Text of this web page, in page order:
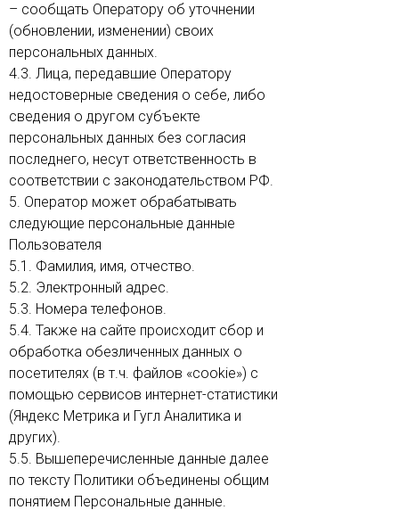
– сообщать Оператору об уточнении
(обновлении, изменении) своих
персональных данных.
4.3. Лица, передавшие Оператору
недостоверные сведения о себе, либо
сведения о другом субъекте
персональных данных без согласия
последнего, несут ответственность в
соответствии с законодательством РФ.
5. Оператор может обрабатывать
следующие персональные данные
Пользователя
5.1. Фамилия, имя, отчество.
5.2. Электронный адрес.
5.3. Номера телефонов.
5.4. Также на сайте происходит сбор и
обработка обезличенных данных о
посетителях (в т.ч. файлов «cookie») с
помощью сервисов интернет-статистики
(Яндекс Метрика и Гугл Аналитика и
других).
5.5. Вышеперечисленные данные далее
по тексту Политики объединены общим
понятием Персональные данные.